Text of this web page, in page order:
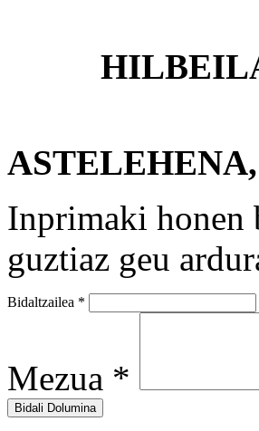
ASTELEHENA,
Inprimaki honen
guztiaz geu
Bidaltzailea *
Mezua *